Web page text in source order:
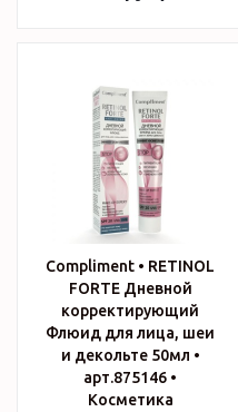
Compliment • RETINOL
FORTE Дневной
корректирующий
Флюид для лица, шеи
и декольте 50мл •
арт.875146 •
Косметика